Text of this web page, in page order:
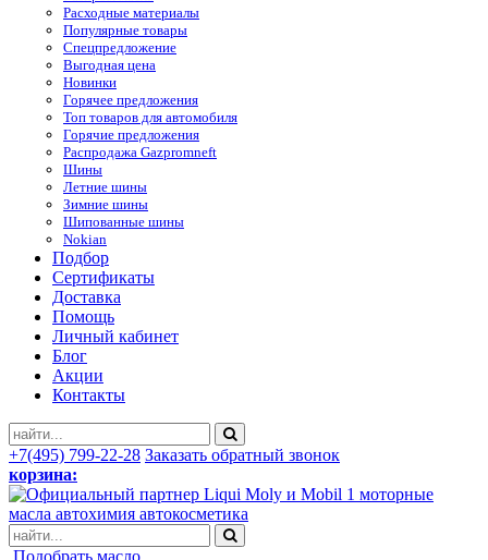
Расходные материалы
Популярные товары
Спецпредложение
Выгодная цена
Новинки
Горячее предложения
Топ товаров для автомобиля
Горячие предложения
Распродажа Gazpromneft
Шины
Летние шины
Зимние шины
Шипованные шины
Nokian
Подбор
Сертификаты
Доставка
Помощь
Личный кабинет
Блог
Акции
Контакты
+7(495) 799-22-28 Заказать обратный звонок
корзина:
моторные
масла автохимия автокосметика
Подобрать масло